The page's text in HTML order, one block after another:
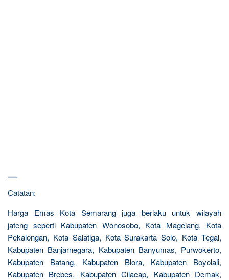
—
Catatan:
Harga Emas Kota Semarang juga berlaku untuk wilayah
jateng seperti Kabupaten Wonosobo, Kota Magelang, Kota
Pekalongan, Kota Salatiga, Kota Surakarta Solo, Kota Tegal,
Kabupaten Banjarnegara, Kabupaten Banyumas, Purwokerto,
Kabupaten Batang, Kabupaten Blora, Kabupaten Boyolali,
Kabupaten Brebes, Kabupaten Cilacap, Kabupaten Demak,